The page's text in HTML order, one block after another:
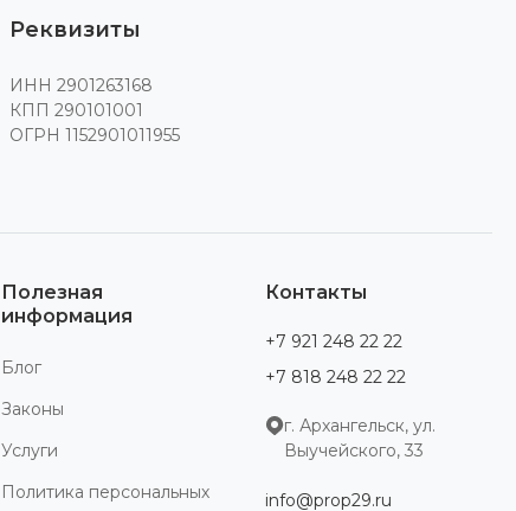
Реквизиты
ИНН 2901263168
КПП 290101001
ОГРН 1152901011955
Полезная
информация
Блог
Законы
Услуги
Политика персональных
Контакты
+7 921 248 22 22
+7 818 248 22 22
г. Архангельск, ул.
Выучейского, 33
info@prop29.ru